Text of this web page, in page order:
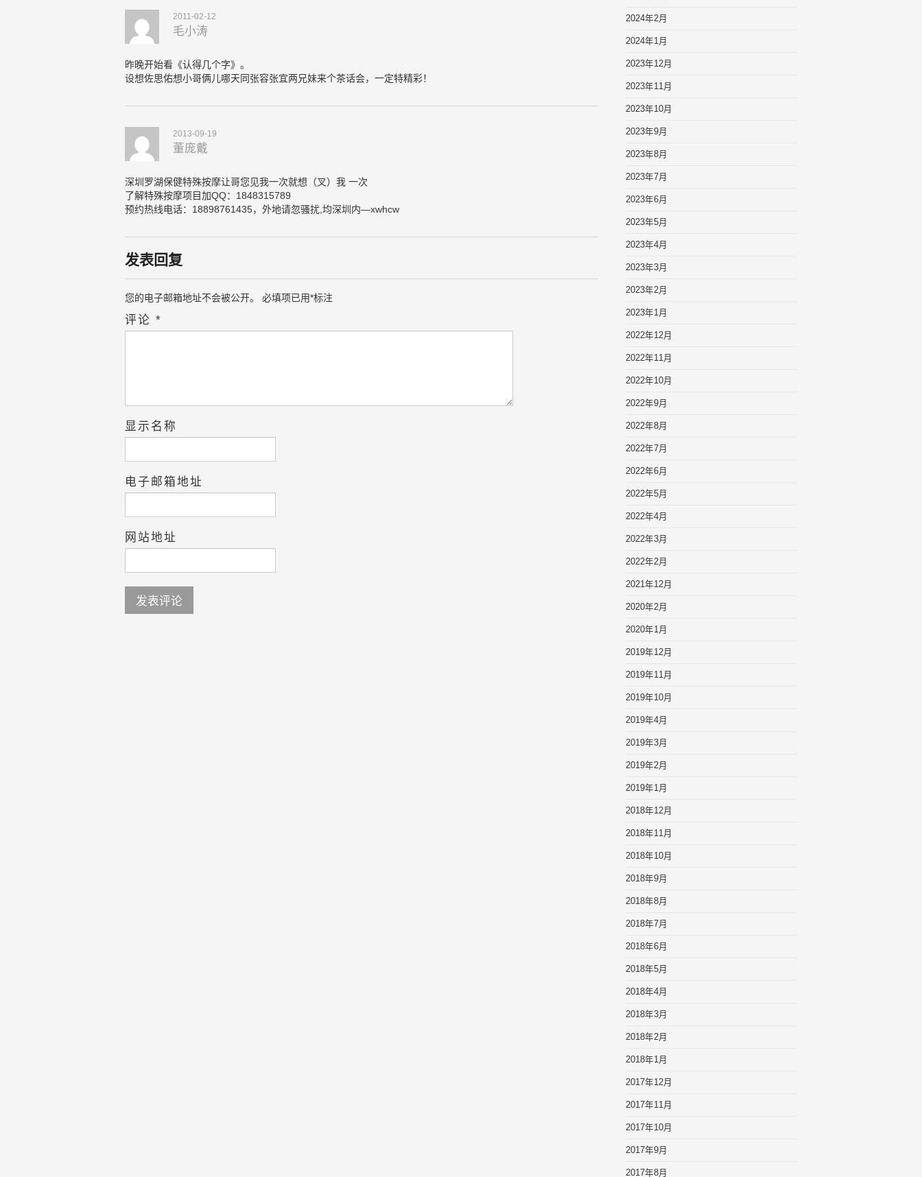
2011-02-12
毛小涛
昨晚开始看《认得几个字》。
设想佐思佑想小哥俩儿哪天同张容张宜两兄妹来个茶话会，一定特精彩！
2013-09-19
董庞戴
深圳罗湖保健特殊按摩让哥您见我一次就想（叉）我 一次
了解特殊按摩项目加QQ：1848315789
预约热线电话：18898761435，外地请忽骚扰,均深圳内—xwhcw
发表回复
您的电子邮箱地址不会被公开。 必填项已用*标注
评论 *
显示名称
电子邮箱地址
网站地址
2024年2月
2024年1月
2023年12月
2023年11月
2023年10月
2023年9月
2023年8月
2023年7月
2023年6月
2023年5月
2023年4月
2023年3月
2023年2月
2023年1月
2022年12月
2022年11月
2022年10月
2022年9月
2022年8月
2022年7月
2022年6月
2022年5月
2022年4月
2022年3月
2022年2月
2021年12月
2020年2月
2020年1月
2019年12月
2019年11月
2019年10月
2019年4月
2019年3月
2019年2月
2019年1月
2018年12月
2018年11月
2018年10月
2018年9月
2018年8月
2018年7月
2018年6月
2018年5月
2018年4月
2018年3月
2018年2月
2018年1月
2017年12月
2017年11月
2017年10月
2017年9月
2017年8月